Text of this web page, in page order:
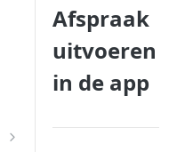
Afspraak
uitvoeren
in de app